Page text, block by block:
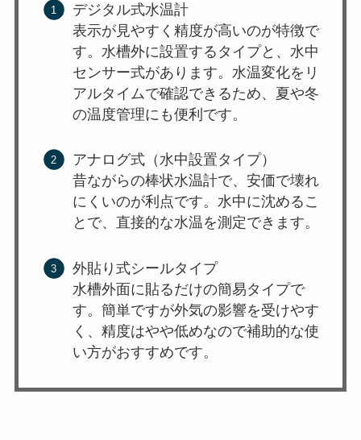
デジタル式水温計
表示が見やすく精度が高いのが特徴で
す。水槽外に設置するタイプと、水中
センサー式があります。水温変化をリ
アルタイムで確認できるため、夏や冬
の温度管理にも便利です。
アナログ式（水中設置タイプ）
昔ながらの棒状水温計で、安価で壊れ
にくいのが利点です。水中に沈めるこ
とで、直接的な水温を測定できます。
外貼り式シールタイプ
水槽外面に貼るだけの簡易タイプで
す。簡単ですが外気の影響を受けやす
く、精度はやや低めなので補助的な使
い方がおすすめです。